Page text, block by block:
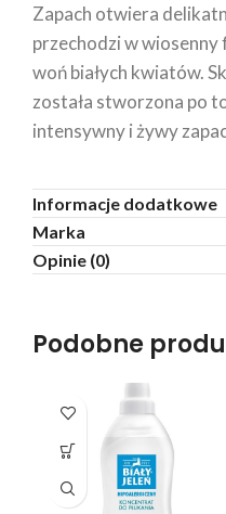
Zapach otwiera
przechodzi w wiosenny
woń białych kwiatów.
została stworzona po
intensywny i żywy
Informacje dodatkowe
Marka
Opinie (0)
Podobne